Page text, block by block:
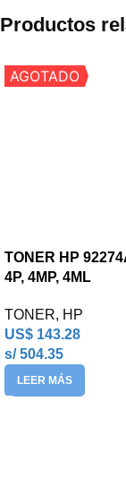
Productos
AGOTADO
TONER HP
4P, 4MP, 4ML
TONER, HP
US$ 143.28
s/ 504.35
LEER MÁS